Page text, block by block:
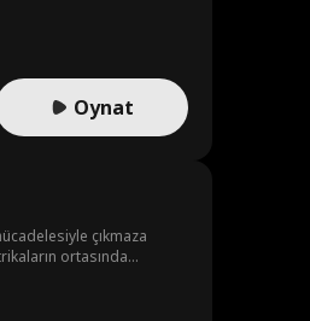
Oynat
çıkmaza
ortasında